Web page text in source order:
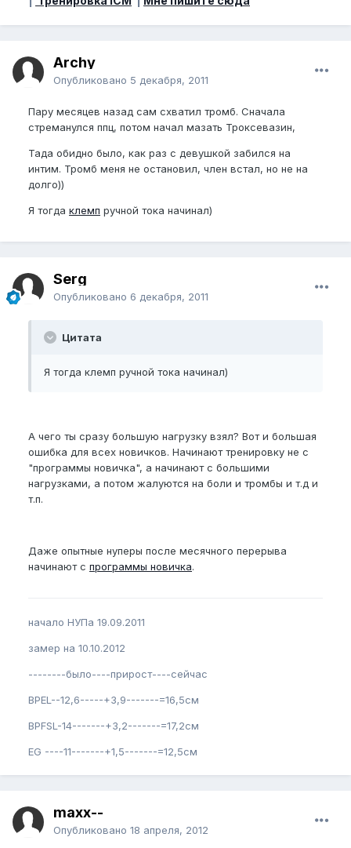
Archy
Опубликовано 5 декабря, 2011
Пару месяцев назад сам схватил тромб. Сначала
стреманулся ппц, потом начал мазать Троксевазин,
Тада обидно было, как раз с девушкой забился на
интим. Тромб меня не остановил, член встал, но не на
долго))
Я тогда клемп ручной тока начинал)
Serg
Опубликовано 6 декабря, 2011
Цитата
Я тогда клемп ручной тока начинал)
А чего ты сразу большую нагрузку взял? Вот и большая
ошибка для всех новичков. Начинают тренировку не с
"программы новичка", а начинают с большими
нагрузками, а потом жалуются на боли и тромбы и т.д и
т.п.
Даже опытные нуперы после месячного перерыва
начинают с программы новичка.
начало НУПа 19.09.2011
замер на 10.10.2012
--------было----прирост----сейчас
BPEL--12,6-----+3,9-------=16,5см
BPFSL-14-------+3,2-------=17,2см
EG ----11-------+1,5-------=12,5см
maxx--
Опубликовано 18 апреля, 2012